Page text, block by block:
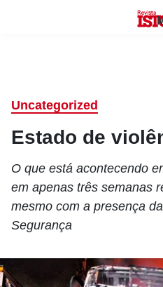
Uncategorized
Estado de
O que está acontecendo
em apenas três semanas
mesmo com a presença
Segurança